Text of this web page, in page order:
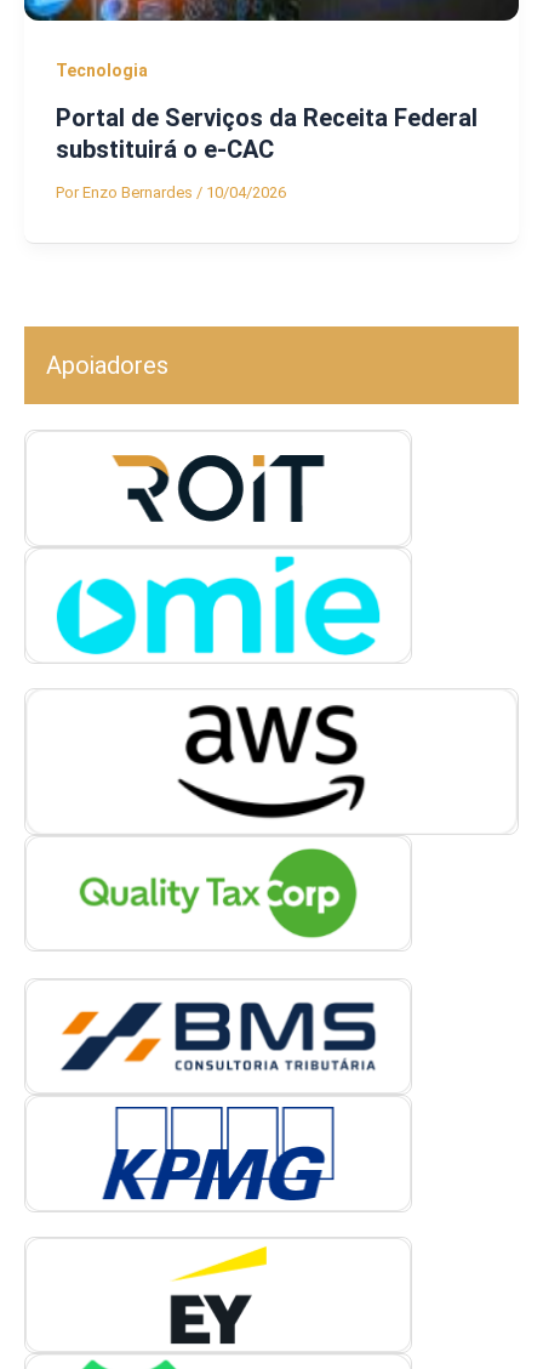
Tecnologia
Portal de Serviços da Receita Federal
substituirá o e-CAC
PorEnzo Bernardes / 10/04/2026
Apoiadores